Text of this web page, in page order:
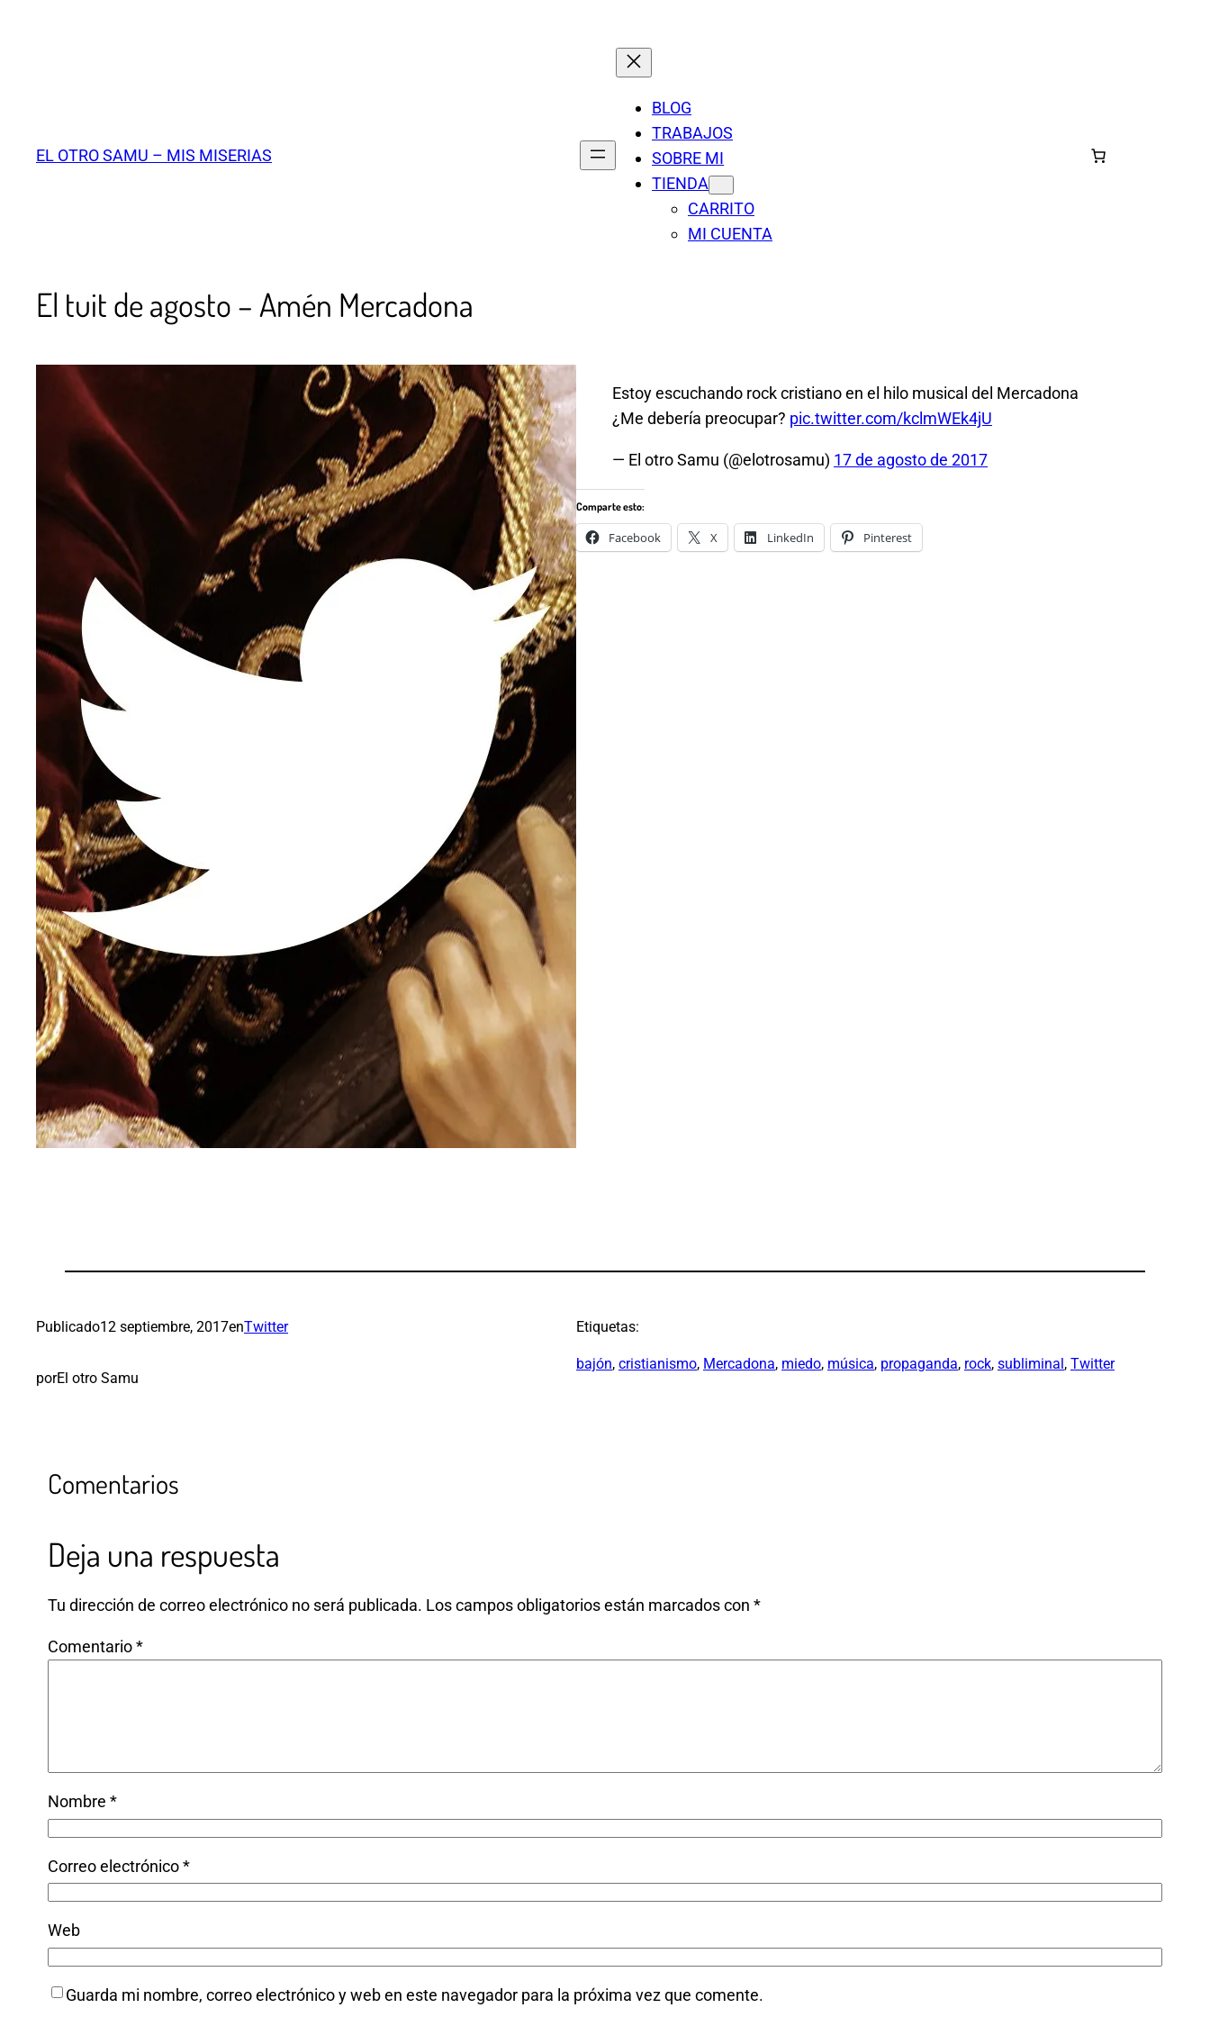
EL OTRO SAMU – MIS MISERIAS
BLOG
TRABAJOS
SOBRE MI
TIENDA
CARRITO
MI CUENTA
El tuit de agosto – Amén Mercadona
Estoy escuchando rock cristiano en el hilo musical del Mercadona
¿Me debería preocupar? pic.twitter.com/kclmWEk4jU
— El otro Samu (@elotrosamu) 17 de agosto de 2017
Comparte esto:
Facebook X LinkedIn Pinterest
Publicado12 septiembre, 2017enTwitter
porEl otro Samu
Etiquetas:
bajón, cristianismo, Mercadona, miedo, música, propaganda, rock, subliminal, Twitter
Comentarios
Deja una respuesta
Tu dirección de correo electrónico no será publicada. Los campos obligatorios están marcados con*
Comentario*
Nombre*
Correo electrónico*
Web
Guarda mi nombre, correo electrónico y web en este navegador para la próxima vez que comente.